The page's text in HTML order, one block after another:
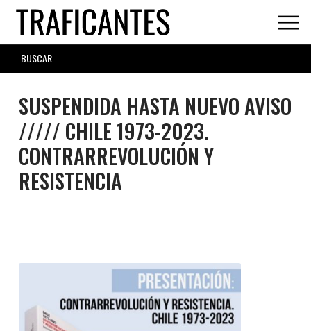
Skip
main
content
SEARCH
FORM
SUSPENDIDA HASTA NUEVO AVISO
///// CHILE 1973-2023.
CONTRARREVOLUCIÓN Y
RESISTENCIA